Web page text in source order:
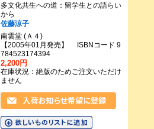
多文化共生への道：留学生との語らい
から
佐藤涼子
南雲堂 (Ａ４)
【2005年01月発売】 ISBNコード 9
784523174394
2,200円
在庫状況：絶版のためご注文いただけ
ません